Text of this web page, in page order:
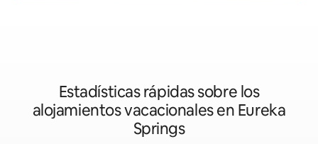
Estadísticas rápidas sobre los
alojamientos vacacionales en Eureka
Springs